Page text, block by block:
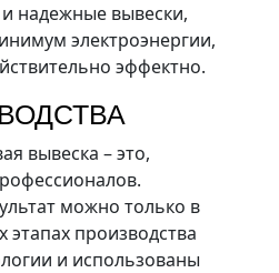
надежные вывески,
электроэнергии,
эффектно.
вывеска – это,
можно только в
этапах производства
и использованы